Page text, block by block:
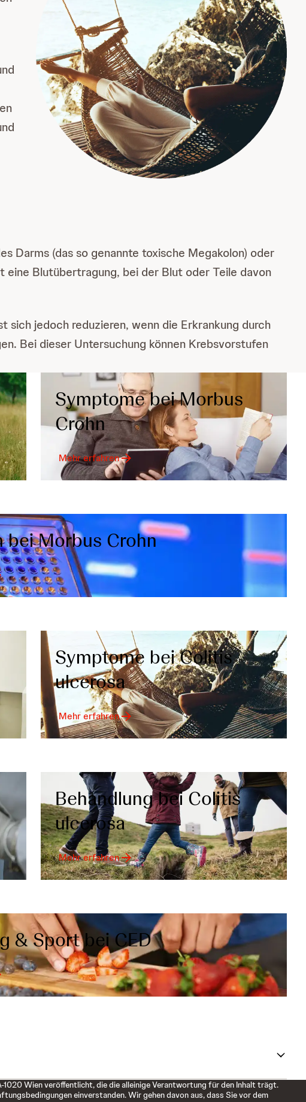
Darms (das so genannte toxische Megakolon) oder
eine Blutübertragung, bei der Blut oder Teile davon
jedoch reduzieren, wenn die Erkrankung durch
Bei dieser Untersuchung können Krebsvorstufen
Symptome bei Morbus
Crohn
Mehr erfahren
bei Morbus Crohn
Symptome bei Colitis
ulcerosa
Mehr erfahren
Behandlung bei Colitis
ulcerosa
Mehr erfahren
& Sport bei CED
Wien veröffentlicht, die die alleinige Verantwortung für den Inhalt trägt.
einverstanden. Wir gehen davon aus, dass Sie vor dem